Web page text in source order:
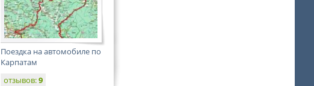
Поездка на автомобиле по
Карпатам
отзывов:9